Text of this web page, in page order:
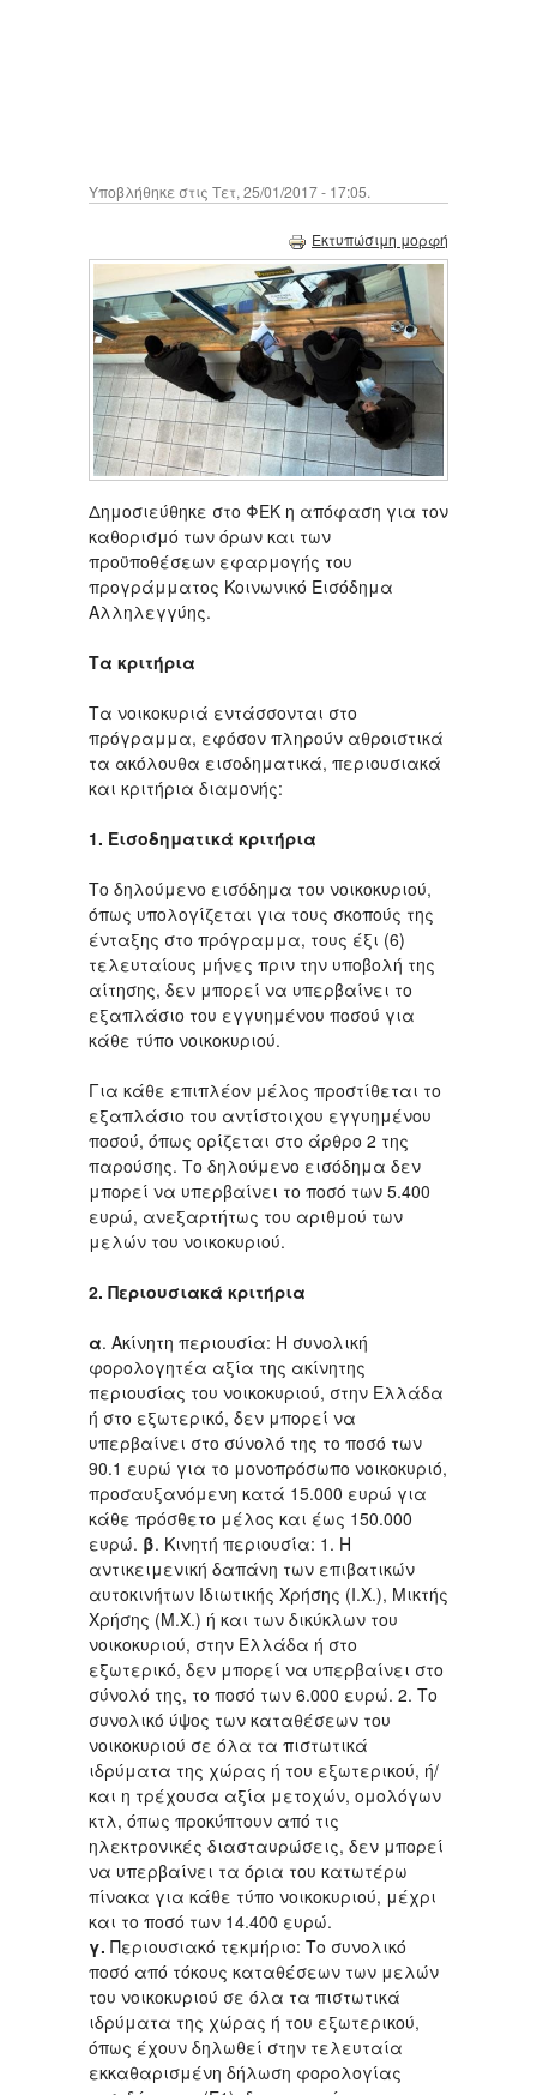
Υποβλήθηκε στις Τετ, 25/01/2017 - 17:05.
Εκτυπώσιμη μορφή
Δημοσιεύθηκε στο ΦΕΚ η απόφαση για τον
καθορισμό των όρων και των
προϋποθέσεων εφαρμογής του
προγράμματος Κοινωνικό Εισόδημα
Αλληλεγγύης.
Τα κριτήρια
Τα νοικοκυριά εντάσσονται στο
πρόγραμμα, εφόσον πληρούν αθροιστικά
τα ακόλουθα εισοδηματικά, περιουσιακά
και κριτήρια διαμονής:
1. Εισοδηματικά κριτήρια
Το δηλούμενο εισόδημα του νοικοκυριού,
όπως υπολογίζεται για τους σκοπούς της
ένταξης στο πρόγραμμα, τους έξι (6)
τελευταίους μήνες πριν την υποβολή της
αίτησης, δεν μπορεί να υπερβαίνει το
εξαπλάσιο του εγγυημένου ποσού για
κάθε τύπο νοικοκυριού.
Για κάθε επιπλέον μέλος προστίθεται το
εξαπλάσιο του αντίστοιχου εγγυημένου
ποσού, όπως ορίζεται στο άρθρο 2 της
παρούσης. Το δηλούμενο εισόδημα δεν
μπορεί να υπερβαίνει το ποσό των 5.400
ευρώ, ανεξαρτήτως του αριθμού των
μελών του νοικοκυριού.
2. Περιουσιακά κριτήρια
α. Ακίνητη περιουσία: Η συνολική
φορολογητέα αξία της ακίνητης
περιουσίας του νοικοκυριού, στην Ελλάδα
ή στο εξωτερικό, δεν μπορεί να
υπερβαίνει στο σύνολό της το ποσό των
90.1 ευρώ για το μονοπρόσωπο νοικοκυριό,
προσαυξανόμενη κατά 15.000 ευρώ για
κάθε πρόσθετο μέλος και έως 150.000
ευρώ. β. Κινητή περιουσία: 1. Η
αντικειμενική δαπάνη των επιβατικών
αυτοκινήτων Ιδιωτικής Χρήσης (Ι.Χ.), Μικτής
Χρήσης (Μ.Χ.) ή και των δικύκλων του
νοικοκυριού, στην Ελλάδα ή στο
εξωτερικό, δεν μπορεί να υπερβαίνει στο
σύνολό της, το ποσό των 6.000 ευρώ. 2. Το
συνολικό ύψος των καταθέσεων του
νοικοκυριού σε όλα τα πιστωτικά
ιδρύματα της χώρας ή του εξωτερικού, ή/
και η τρέχουσα αξία μετοχών, ομολόγων
κτλ, όπως προκύπτουν από τις
ηλεκτρονικές διασταυρώσεις, δεν μπορεί
να υπερβαίνει τα όρια του κατωτέρω
πίνακα για κάθε τύπο νοικοκυριού, μέχρι
και το ποσό των 14.400 ευρώ.
γ. Περιουσιακό τεκμήριο: Το συνολικό
ποσό από τόκους καταθέσεων των μελών
του νοικοκυριού σε όλα τα πιστωτικά
ιδρύματα της χώρας ή του εξωτερικού,
όπως έχουν δηλωθεί στην τελευταία
εκκαθαρισμένη δήλωση φορολογίας